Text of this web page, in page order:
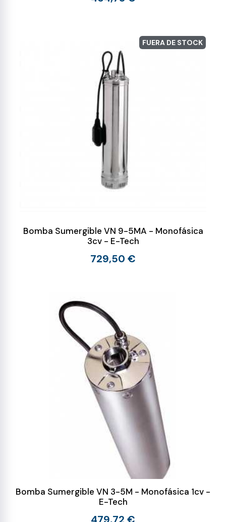
FUERA DE STOCK
Bomba Sumergible VN 9-5MA - Monofásica
3cv - E-Tech
729,50 €
Bomba Sumergible VN 3-5M - Monofásica 1cv -
E-Tech